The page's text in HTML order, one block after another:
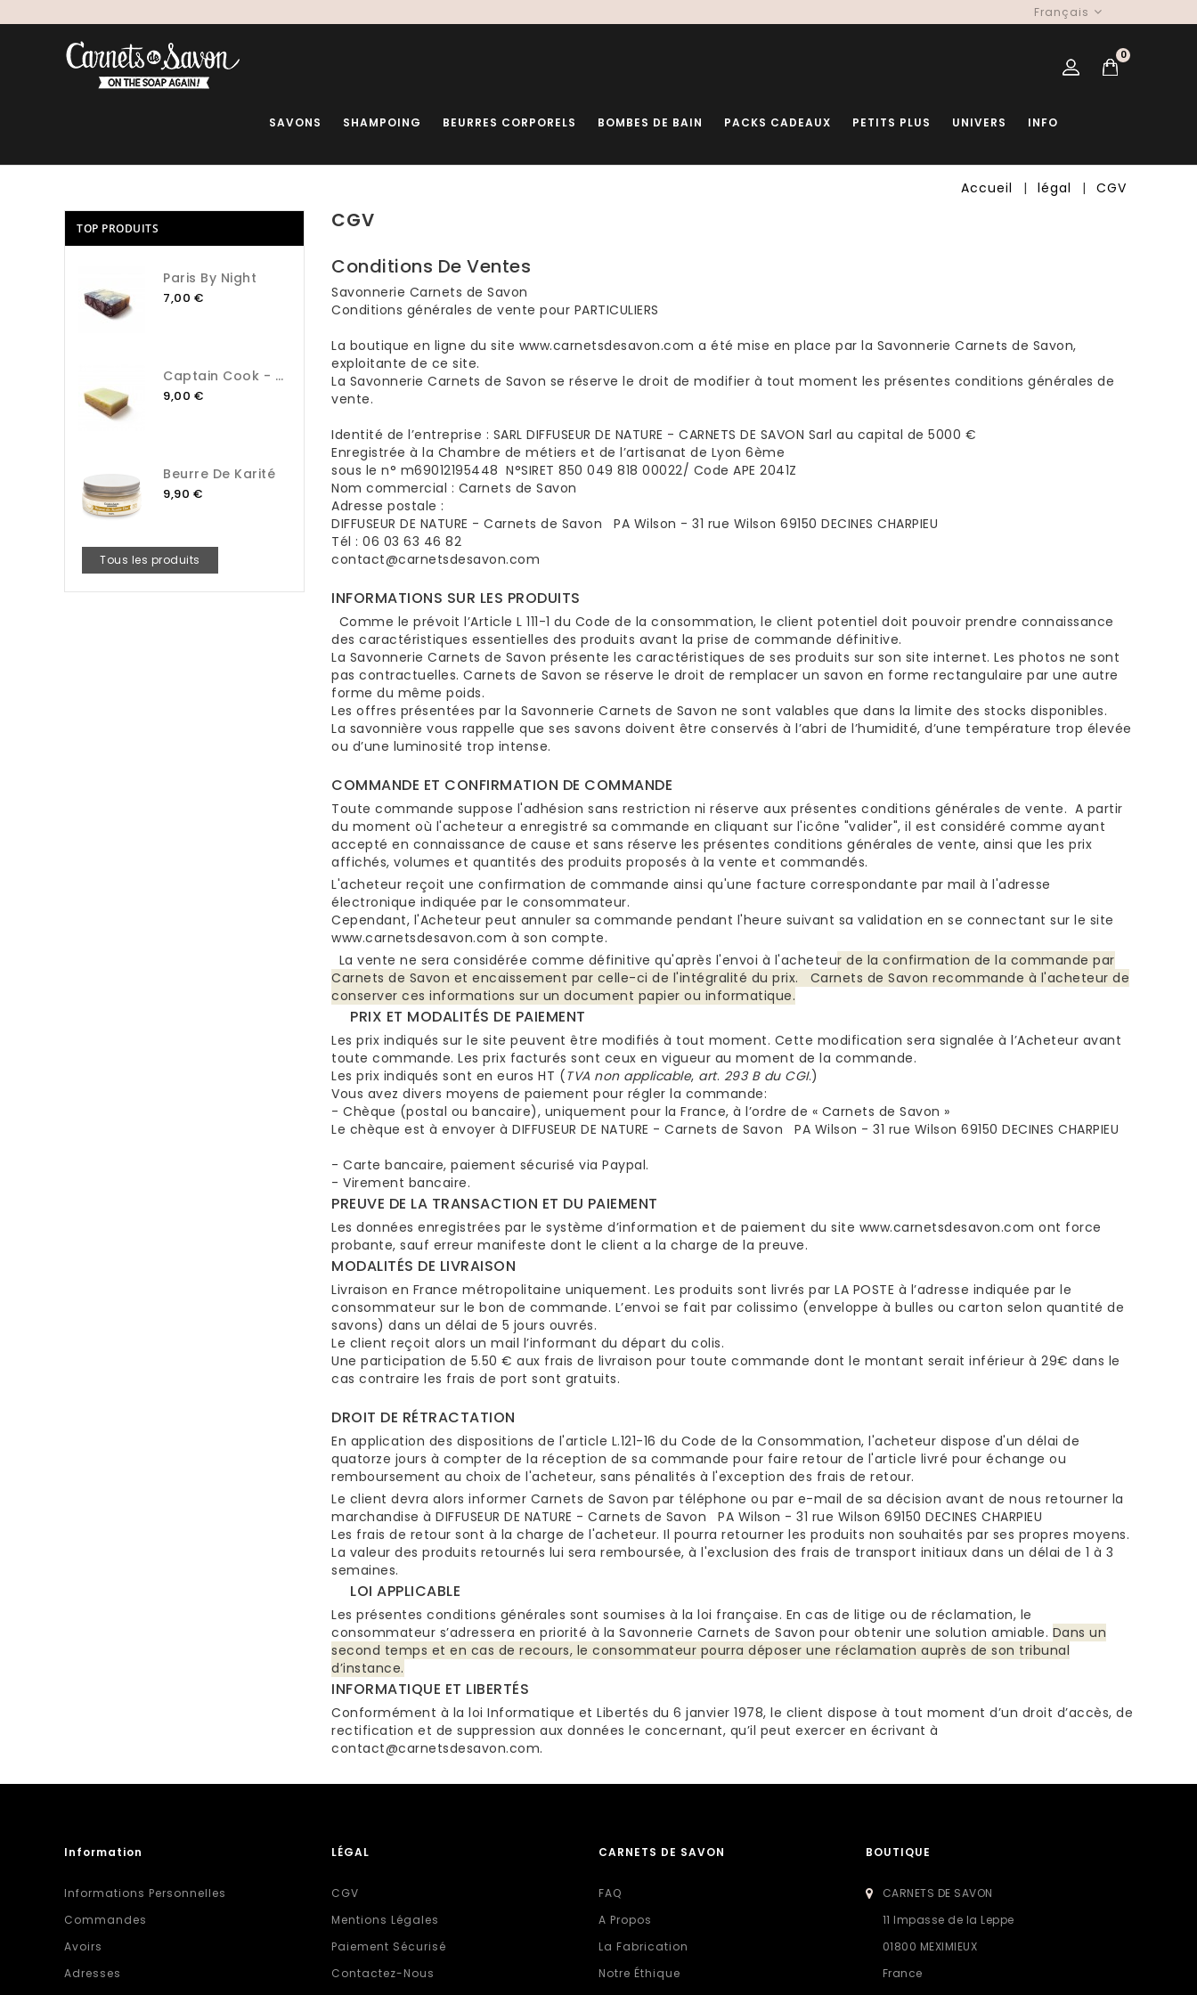
Français
0
SAVONS SHAMPOING BEURRES CORPORELS BOMBES DE BAIN PACKS CADEAUX PETITS PLUS UNIVERS INFO
Accueil légal CGV
TOP PRODUITS
Paris By Night
7,00 €
Captain Cook - Assainir
9,00 €
Beurre De Karité
9,90 €
Tous les produits
CGV
Conditions De Ventes
Savonnerie Carnets de Savon
Conditions générales de vente pour PARTICULIERS
La boutique en ligne du site www.carnetsdesavon.com a été mise en place par la Savonnerie Carnets de Savon,
exploitante de ce site.
La Savonnerie Carnets de Savon se réserve le droit de modifier à tout moment les présentes conditions générales de
vente.
Identité de l’entreprise : SARL DIFFUSEUR DE NATURE - CARNETS DE SAVON Sarl au capital de 5000 €
Enregistrée à la Chambre de métiers et de l’artisanat de Lyon 6ème
sous le n° m69012195448 N°SIRET 850 049 818 00022/ Code APE 2041Z
Nom commercial : Carnets de Savon
Adresse postale :
DIFFUSEUR DE NATURE - Carnets de Savon PA Wilson - 31 rue Wilson 69150 DECINES CHARPIEU
Tél : 06 03 63 46 82
contact@carnetsdesavon.com
INFORMATIONS SUR LES PRODUITS
Comme le prévoit l’Article L 111-1 du Code de la consommation, le client potentiel doit pouvoir prendre connaissance
des caractéristiques essentielles des produits avant la prise de commande définitive.
La Savonnerie Carnets de Savon présente les caractéristiques de ses produits sur son site internet. Les photos ne sont
pas contractuelles. Carnets de Savon se réserve le droit de remplacer un savon en forme rectangulaire par une autre
forme du même poids.
Les offres présentées par la Savonnerie Carnets de Savon ne sont valables que dans la limite des stocks disponibles.
La savonnière vous rappelle que ses savons doivent être conservés à l’abri de l’humidité, d’une température trop élevée
ou d’une luminosité trop intense.
COMMANDE ET CONFIRMATION DE COMMANDE
Toute commande suppose l'adhésion sans restriction ni réserve aux présentes conditions générales de vente. A partir
du moment où l'acheteur a enregistré sa commande en cliquant sur l'icône "valider", il est considéré comme ayant
accepté en connaissance de cause et sans réserve les présentes conditions générales de vente, ainsi que les prix
affichés, volumes et quantités des produits proposés à la vente et commandés.
L'acheteur reçoit une confirmation de commande ainsi qu'une facture correspondante par mail à l'adresse
électronique indiquée par le consommateur.
Cependant, l'Acheteur peut annuler sa commande pendant l'heure suivant sa validation en se connectant sur le site
www.carnetsdesavon.com à son compte.
La vente ne sera considérée comme définitive qu'après l'envoi à l'acheteur de la confirmation de la commande par
Carnets de Savon et encaissement par celle-ci de l'intégralité du prix. Carnets de Savon recommande à l'acheteur de
conserver ces informations sur un document papier ou informatique.
PRIX ET MODALITÉS DE PAIEMENT
Les prix indiqués sur le site peuvent être modifiés à tout moment. Cette modification sera signalée à l’Acheteur avant
toute commande. Les prix facturés sont ceux en vigueur au moment de la commande.
Les prix indiqués sont en euros HT (TVA non applicable, art. 293 B du CGI.)
Vous avez divers moyens de paiement pour régler la commande:
- Chèque (postal ou bancaire), uniquement pour la France, à l’ordre de « Carnets de Savon »
Le chèque est à envoyer à DIFFUSEUR DE NATURE - Carnets de Savon PA Wilson - 31 rue Wilson 69150 DECINES CHARPIEU
- Carte bancaire, paiement sécurisé via Paypal.
- Virement bancaire.
PREUVE DE LA TRANSACTION ET DU PAIEMENT
Les données enregistrées par le système d’information et de paiement du site www.carnetsdesavon.com ont force
probante, sauf erreur manifeste dont le client a la charge de la preuve.
MODALITÉS DE LIVRAISON
Livraison en France métropolitaine uniquement. Les produits sont livrés par LA POSTE à l’adresse indiquée par le
consommateur sur le bon de commande. L’envoi se fait par colissimo (enveloppe à bulles ou carton selon quantité de
savons) dans un délai de 5 jours ouvrés.
Le client reçoit alors un mail l’informant du départ du colis.
Une participation de 5.50 € aux frais de livraison pour toute commande dont le montant serait inférieur à 29€ dans le
cas contraire les frais de port sont gratuits.
DROIT DE RÉTRACTATION
En application des dispositions de l'article L.121-16 du Code de la Consommation, l'acheteur dispose d'un délai de
quatorze jours à compter de la réception de sa commande pour faire retour de l'article livré pour échange ou
remboursement au choix de l'acheteur, sans pénalités à l'exception des frais de retour.
Le client devra alors informer Carnets de Savon par téléphone ou par e-mail de sa décision avant de nous retourner la
marchandise à DIFFUSEUR DE NATURE - Carnets de Savon PA Wilson - 31 rue Wilson 69150 DECINES CHARPIEU
Les frais de retour sont à la charge de l'acheteur. Il pourra retourner les produits non souhaités par ses propres moyens.
La valeur des produits retournés lui sera remboursée, à l'exclusion des frais de transport initiaux dans un délai de 1 à 3
semaines.
LOI APPLICABLE
Les présentes conditions générales sont soumises à la loi française. En cas de litige ou de réclamation, le
consommateur s’adressera en priorité à la Savonnerie Carnets de Savon pour obtenir une solution amiable. Dans un
second temps et en cas de recours, le consommateur pourra déposer une réclamation auprès de son tribunal
d’instance.
INFORMATIQUE ET LIBERTÉS
Conformément à la loi Informatique et Libertés du 6 janvier 1978, le client dispose à tout moment d’un droit d’accès, de
rectification et de suppression aux données le concernant, qu’il peut exercer en écrivant à
contact@carnetsdesavon.com.
Information
Informations Personnelles
Commandes
Avoirs
Adresses
LÉGAL
CGV
Mentions Légales
Paiement Sécurisé
Contactez-Nous
CARNETS DE SAVON
FAQ
A Propos
La Fabrication
Notre Éthique
BOUTIQUE
CARNETS DE SAVON
11 Impasse de la Leppe
01800 MEXIMIEUX
France